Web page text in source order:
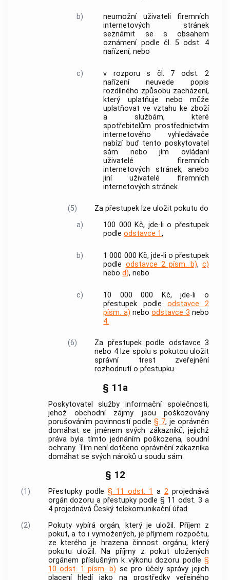
b) neumožní uživateli firemních
internetových stránek
seznámit se s obsahem
oznámení podle čl. 5 odst. 4
nařízení, nebo
c)
v rozporu s čl. 7 odst. 2
nařízení neuvede popis
rozdílného způsobu zacházení,
který uplatňuje nebo může
uplatňovat ve vztahu ke zboží
a službám, které
spotřebitelům prostřednictvím
internetového vyhledávače
nabízí buď tento poskytovatel
sám nebo jím ovládaní
uživatelé firemních
internetových stránek, anebo
jiníuživatelé firemních
internetových stránek.
(5)
Za přestupek lze uložit pokutu do
a)
100 000 Kč, jde-li o přestupek
podleodstavce 1,
b)
1 000 000 Kč, jde-li o přestupek
podle odstavce 2 písm. b), c)
nebod), nebo
c)
10 000 000 Kč, jde-li o
přestupek podle odstavce 2
písm. a) neboodstavce 3 nebo
4.
(6)
Za přestupek podle odstavce 3
nebo 4 lze spolu s pokutou uložit
správní trest zveřejnění
rozhodnutí o přestupku.
§ 11a
Poskytovatelslužby informační společnosti,
jehož obchodní zájmy jsou poškozovány
porušováním povinností podle § 7, je oprávněn
domáhat se jménem svých zákazníků, jejichž
práva byla tímto jednáním poškozena, soudní
ochrany. Tím není dotčeno oprávnění zákazníka
domáhat se svých nároků u soudu sám.
§ 12
(1) Přestupky podle § 11 odst. 1 a 2projednává
orgán dozoru a přestupky podle § 11 odst. 3 a
4 projednává Český telekomunikační úřad.
(2)
Pokuty vybírá orgán, který je uložil. Příjem z
pokut, a to i vymožených, je příjmem rozpočtu,
ze kterého je hrazena činnost orgánu, který
pokutu uložil. Na příjmy z pokut uložených
orgánem příslušným k výkonu dozoru podle §
10 odst. 1 písm. b) se pro účely správy jejich
placení hledí jako na prostředky veřejného